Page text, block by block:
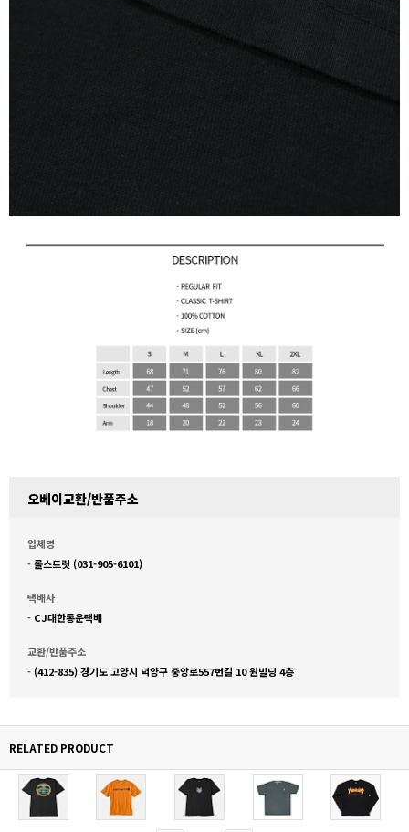
오베이교환/반품주소
업체명
-롤스트릿 (031-905-6101)
택배사
- CJ대한통운택배
교환/반품주소
- (412-835) 경기도 고양시 덕양구 중앙로557번길 10 원빌딩 4층
RELATED PRODUCT